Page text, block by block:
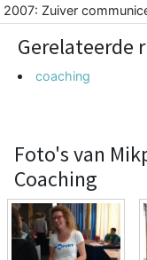
2007: Zuiver
Gerelateerde
coaching
Foto's van
Coaching